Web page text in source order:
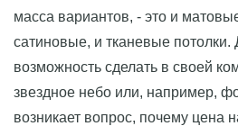
масса вариантов, - это и
сатиновые, и тканевые потолки.
возможность сделать в своей
звездное небо или, например,
возникает вопрос, почему цена